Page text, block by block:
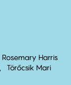
Rosemary Harris
Törőcsik Mari